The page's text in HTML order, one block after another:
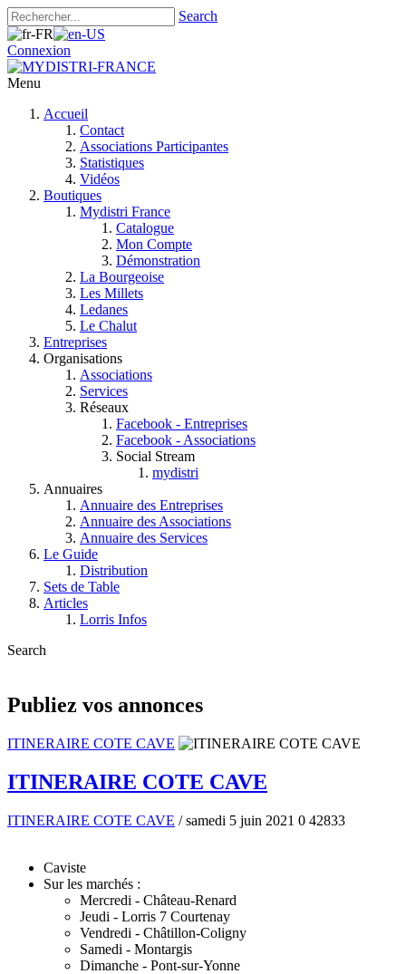
Search
Connexion
Menu
Accueil
Contact
Associations Participantes
Statistiques
Vidéos
Boutiques
Mydistri France
Catalogue
Mon Compte
Démonstration
La Bourgeoise
Les Millets
Ledanes
Le Chalut
Entreprises
Organisations
Associations
Services
Réseaux
Facebook - Entreprises
Facebook - Associations
Social Stream
mydistri
Annuaires
Annuaire des Entreprises
Annuaire des Associations
Annuaire des Services
Le Guide
Distribution
Sets de Table
Articles
Lorris Infos
Search
Publiez vos annonces
ITINERAIRE COTE CAVE
ITINERAIRE COTE CAVE
ITINERAIRE COTE CAVE / samedi 5 juin 2021 0 42833
Caviste
Sur les marchés :
Mercredi - Château-Renard
Jeudi - Lorris 7 Courtenay
Vendredi - Châtillon-Coligny
Samedi - Montargis
Dimanche - Pont-sur-Yonne